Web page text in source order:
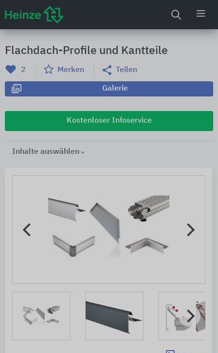
Flachdach-Profile und Kantteile
2 Merken Teilen
Galerie
Kostenloser Infoservice
Inhalte auswählen